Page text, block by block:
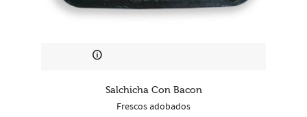
Salchicha Con Bacon
Frescos adobados